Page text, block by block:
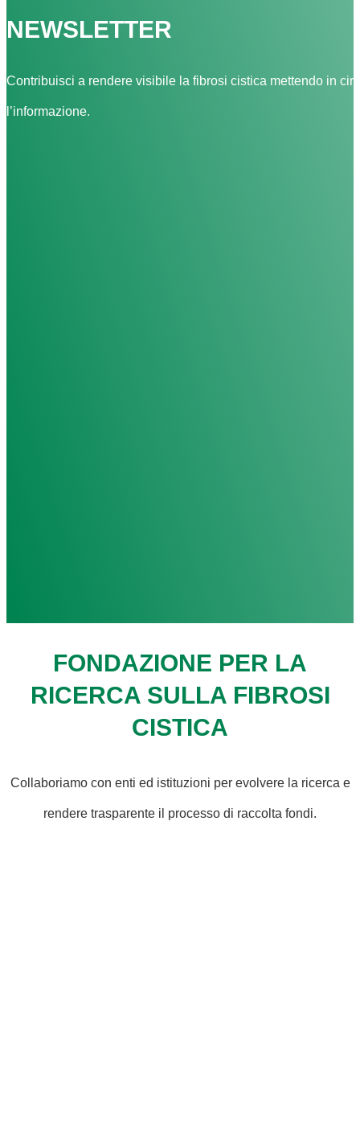
NEWSLETTER
Contribuisci a rendere visibile la fibrosi cistica mettendo in
l’informazione.
FONDAZIONE PER LA
RICERCA SULLA FIBROSI
CISTICA
Collaboriamo con enti ed istituzioni per evolvere la ricerca e
rendere trasparente il processo di raccolta fondi.